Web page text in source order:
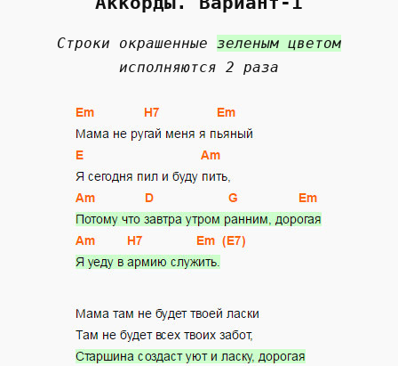
Строки окрашенные зеленым цветом
исполняются 2 раза